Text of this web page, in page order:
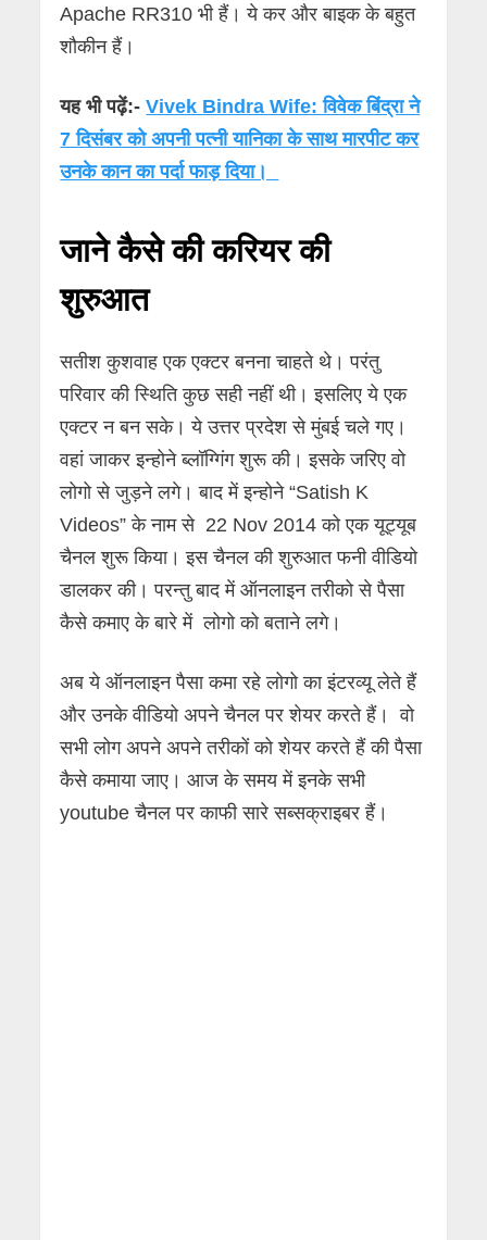
Apache RR310 भी हैं। ये कर और बाइक के बहुत
शौकीन हैं।
यह भी पढ़ें:-Vivek Bindra Wife: विवेक बिंद्रा ने
7 दिसंबर को अपनी पत्नी यानिका के साथ मारपीट कर
उनके कान का पर्दा फाड़ दिया।
जाने कैसे की करियर की
शुरुआत
सतीश कुशवाह एक एक्टर बनना चाहते थे। परंतु
परिवार की स्थिति कुछ सही नहीं थी। इसलिए ये एक
एक्टर न बन सके। ये उत्तर प्रदेश से मुंबई चले गए।
वहां जाकर इन्होने ब्लॉग्गिंग शुरू की। इसके जरिए वो
लोगो से जुड़ने लगे। बाद में इन्होने “Satish K
Videos” के नाम से 22 Nov 2014 को एक यूट्यूब
चैनल शुरू किया। इस चैनल की शुरुआत फनी वीडियो
डालकर की। परन्तु बाद में ऑनलाइन तरीको से पैसा
कैसे कमाए के बारे में लोगो को बताने लगे।
अब ये ऑनलाइन पैसा कमा रहे लोगो का इंटरव्यू लेते हैं
और उनके वीडियो अपने चैनल पर शेयर करते हैं। वो
सभी लोग अपने अपने तरीकों को शेयर करते हैं की पैसा
कैसे कमाया जाए। आज के समय में इनके सभी
youtube चैनल पर काफी सारे सब्सक्राइबर हैं।